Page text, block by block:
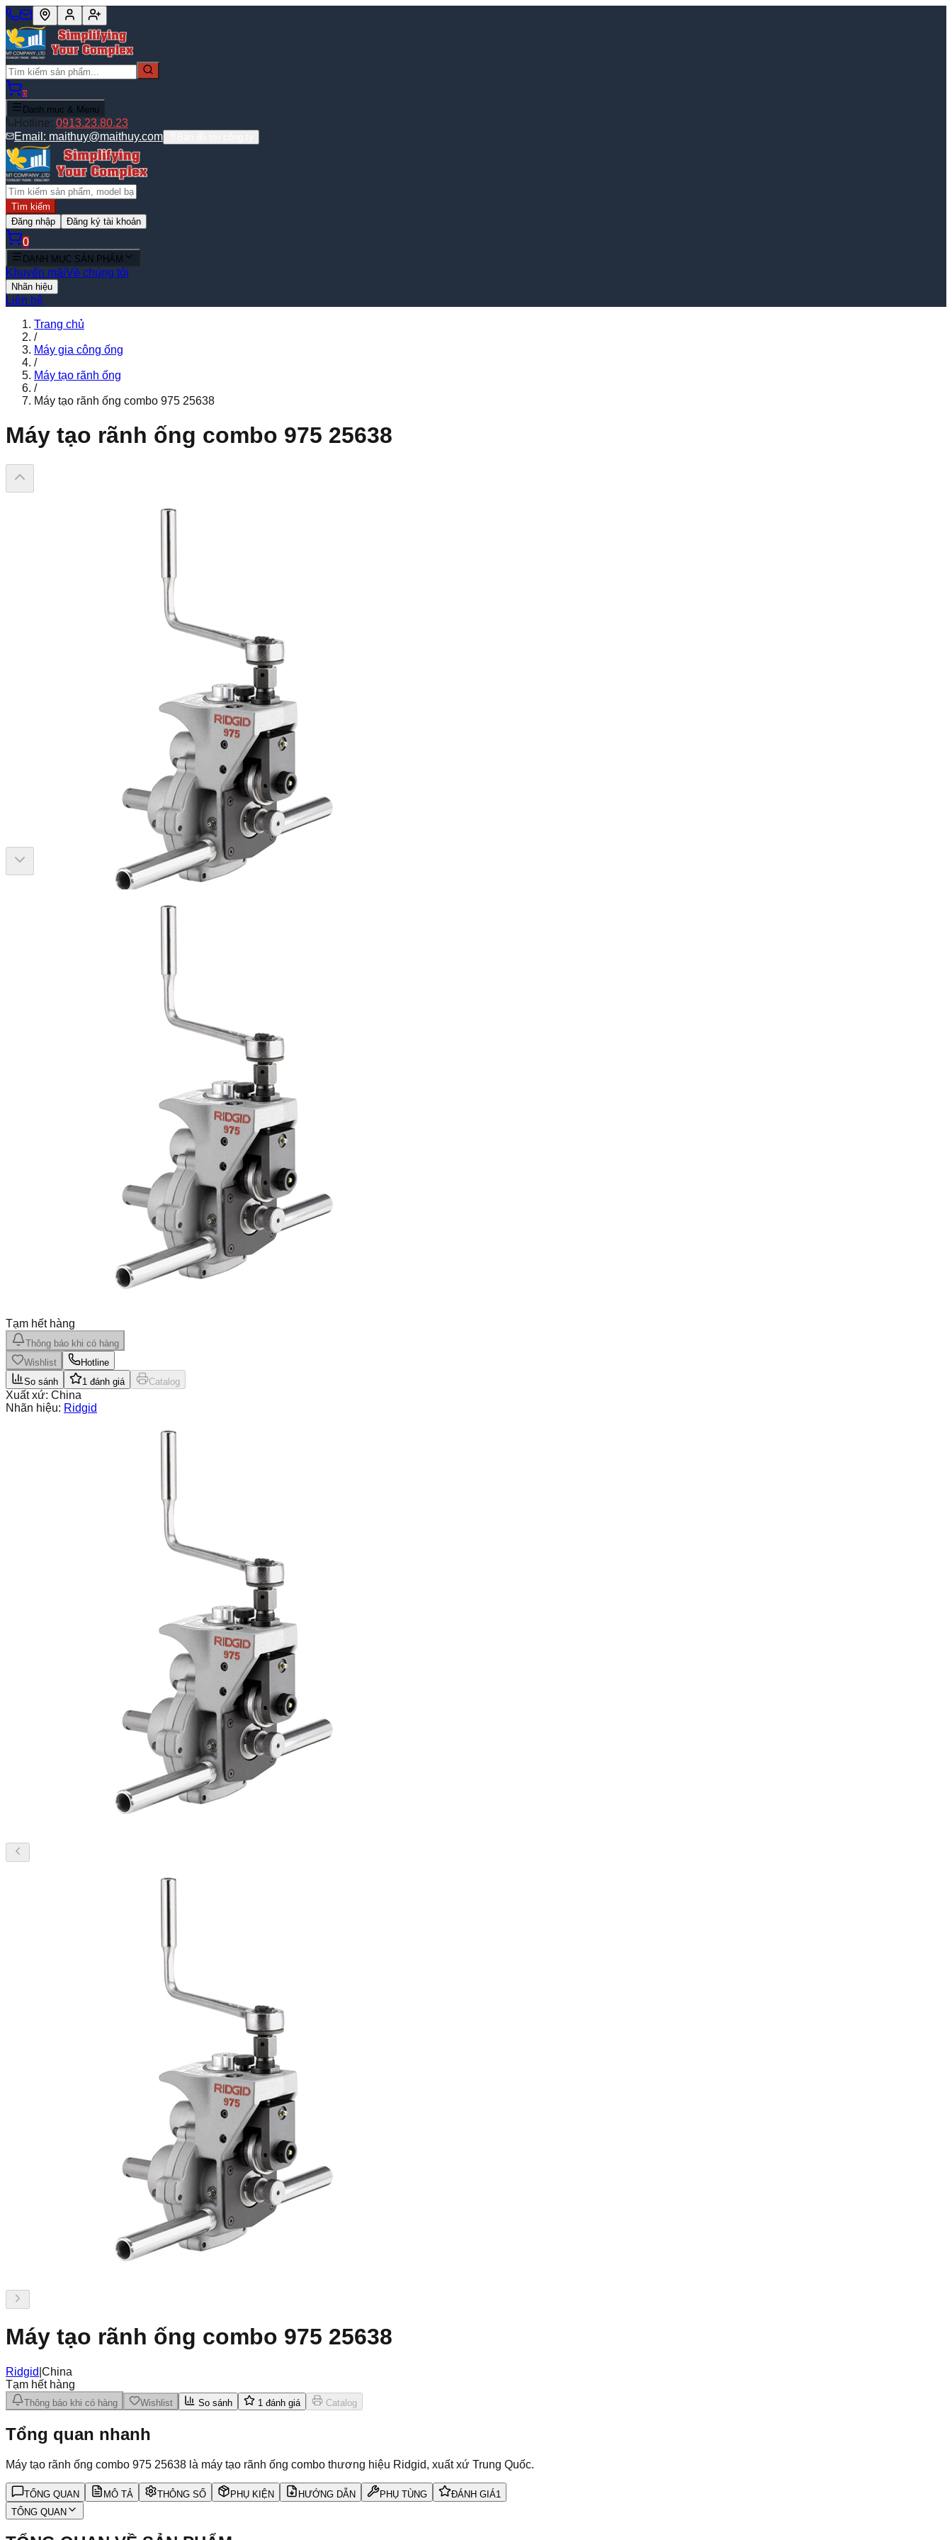
0
Danh mục & Menu
Hotline: 0913.23.80.23
Email: maithuy@maithuy.com
Tìm kiếm
Đăng nhập
Đăng ký tài khoản
0
DANH MỤC SẢN PHẨM
Khuyến mãiVề chúng tôi
Nhãn hiệu
Liên hệ
Trang chủ
/
Máy gia công ống
/
Máy tạo rãnh ống
/
Máy tạo rãnh ống combo 975 25638
Máy tạo rãnh ống combo 975 25638
Tạm hết hàng
Thông báo khi có hàng
Wishlist
Hotline
So sánh
1 đánh giá Catalog
Xuất xứ: China
Nhãn hiệu: Ridgid
Máy tạo rãnh ống combo 975 25638
Ridgid China
Tạm hết hàng
Thông báo khi có hàng Wishlist So sánh 1 đánh giá Catalog
Tổng quan nhanh
Máy tạo rãnh ống combo 975 25638 là máy tạo rãnh ống combo thương hiệu Ridgid, xuất xứ Trung Quốc.
TỔNG QUAN MÔ TẢ THÔNG SỐ PHỤ KIỆN HƯỚNG DẪN PHỤ TÙNG ĐÁNH GIÁ1
TỔNG QUAN